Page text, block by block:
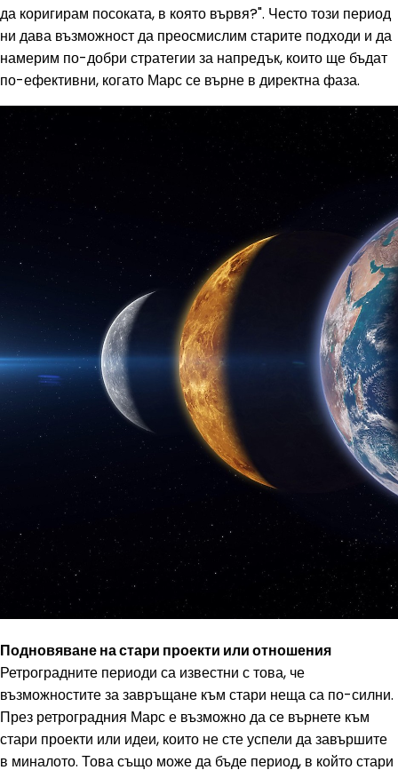
да коригирам посоката, в която вървя?". Често този период
ни дава възможност да преосмислим старите подходи и да
намерим по-добри стратегии за напредък, които ще бъдат
по-ефективни, когато Марс се върне в директна фаза.
Подновяване на стари проекти или отношения
Ретроградните периоди са известни с това, че
възможностите за завръщане към стари неща са по-силни.
През ретроградния Марс е възможно да се върнете към
стари проекти или идеи, които не сте успели да завършите
в миналото. Това също може да бъде период, в който стари